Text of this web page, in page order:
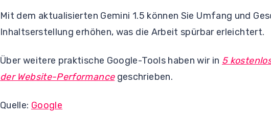
Mit dem aktualisierten Gemini 1.5 können Sie Umfang und
Inhaltserstellung erhöhen, was die Arbeit spürbar erleichtert.
Über weitere praktische Google-Tools haben wir in 5
der Website-Performancegeschrieben.
Quelle: Google